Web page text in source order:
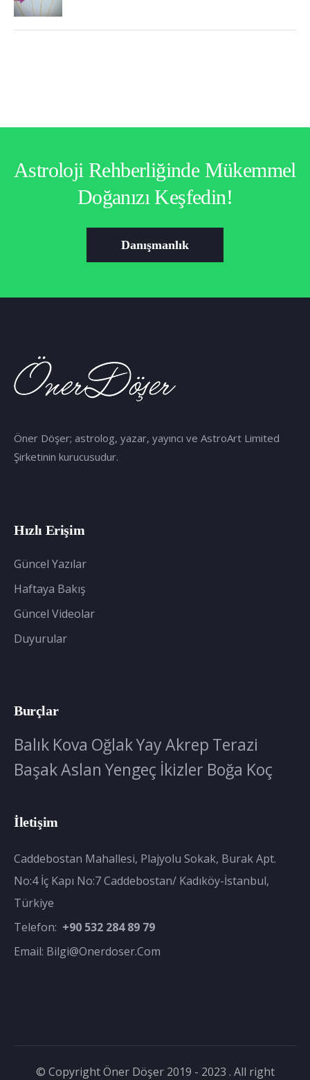
Astroloji Rehberliğinde Mükemmel
Doğanızı Keşfedin!
Danışmanlık
Öner Döşer; astrolog, yazar, yayıncı ve AstroArt Limited
Şirketinin kurucusudur.
Hızlı Erişim
Güncel Yazılar
Haftaya Bakış
Güncel Videolar
Duyurular
Burçlar
Balık Kova OğlakYayAkrep Terazi
BaşakAslan Yengeç İkizler Boğa Koç
İletişim
Caddebostan Mahallesi, Plajyolu Sokak, Burak Apt.
No:4 İç Kapı No:7 Caddebostan/ Kadıköy-İstanbul,
Türkiye
Telefon: +90 532 284 89 79
Email: Bilgi@onerdoser.com
© Copyright Öner Döşer 2019 - 2023 . All right